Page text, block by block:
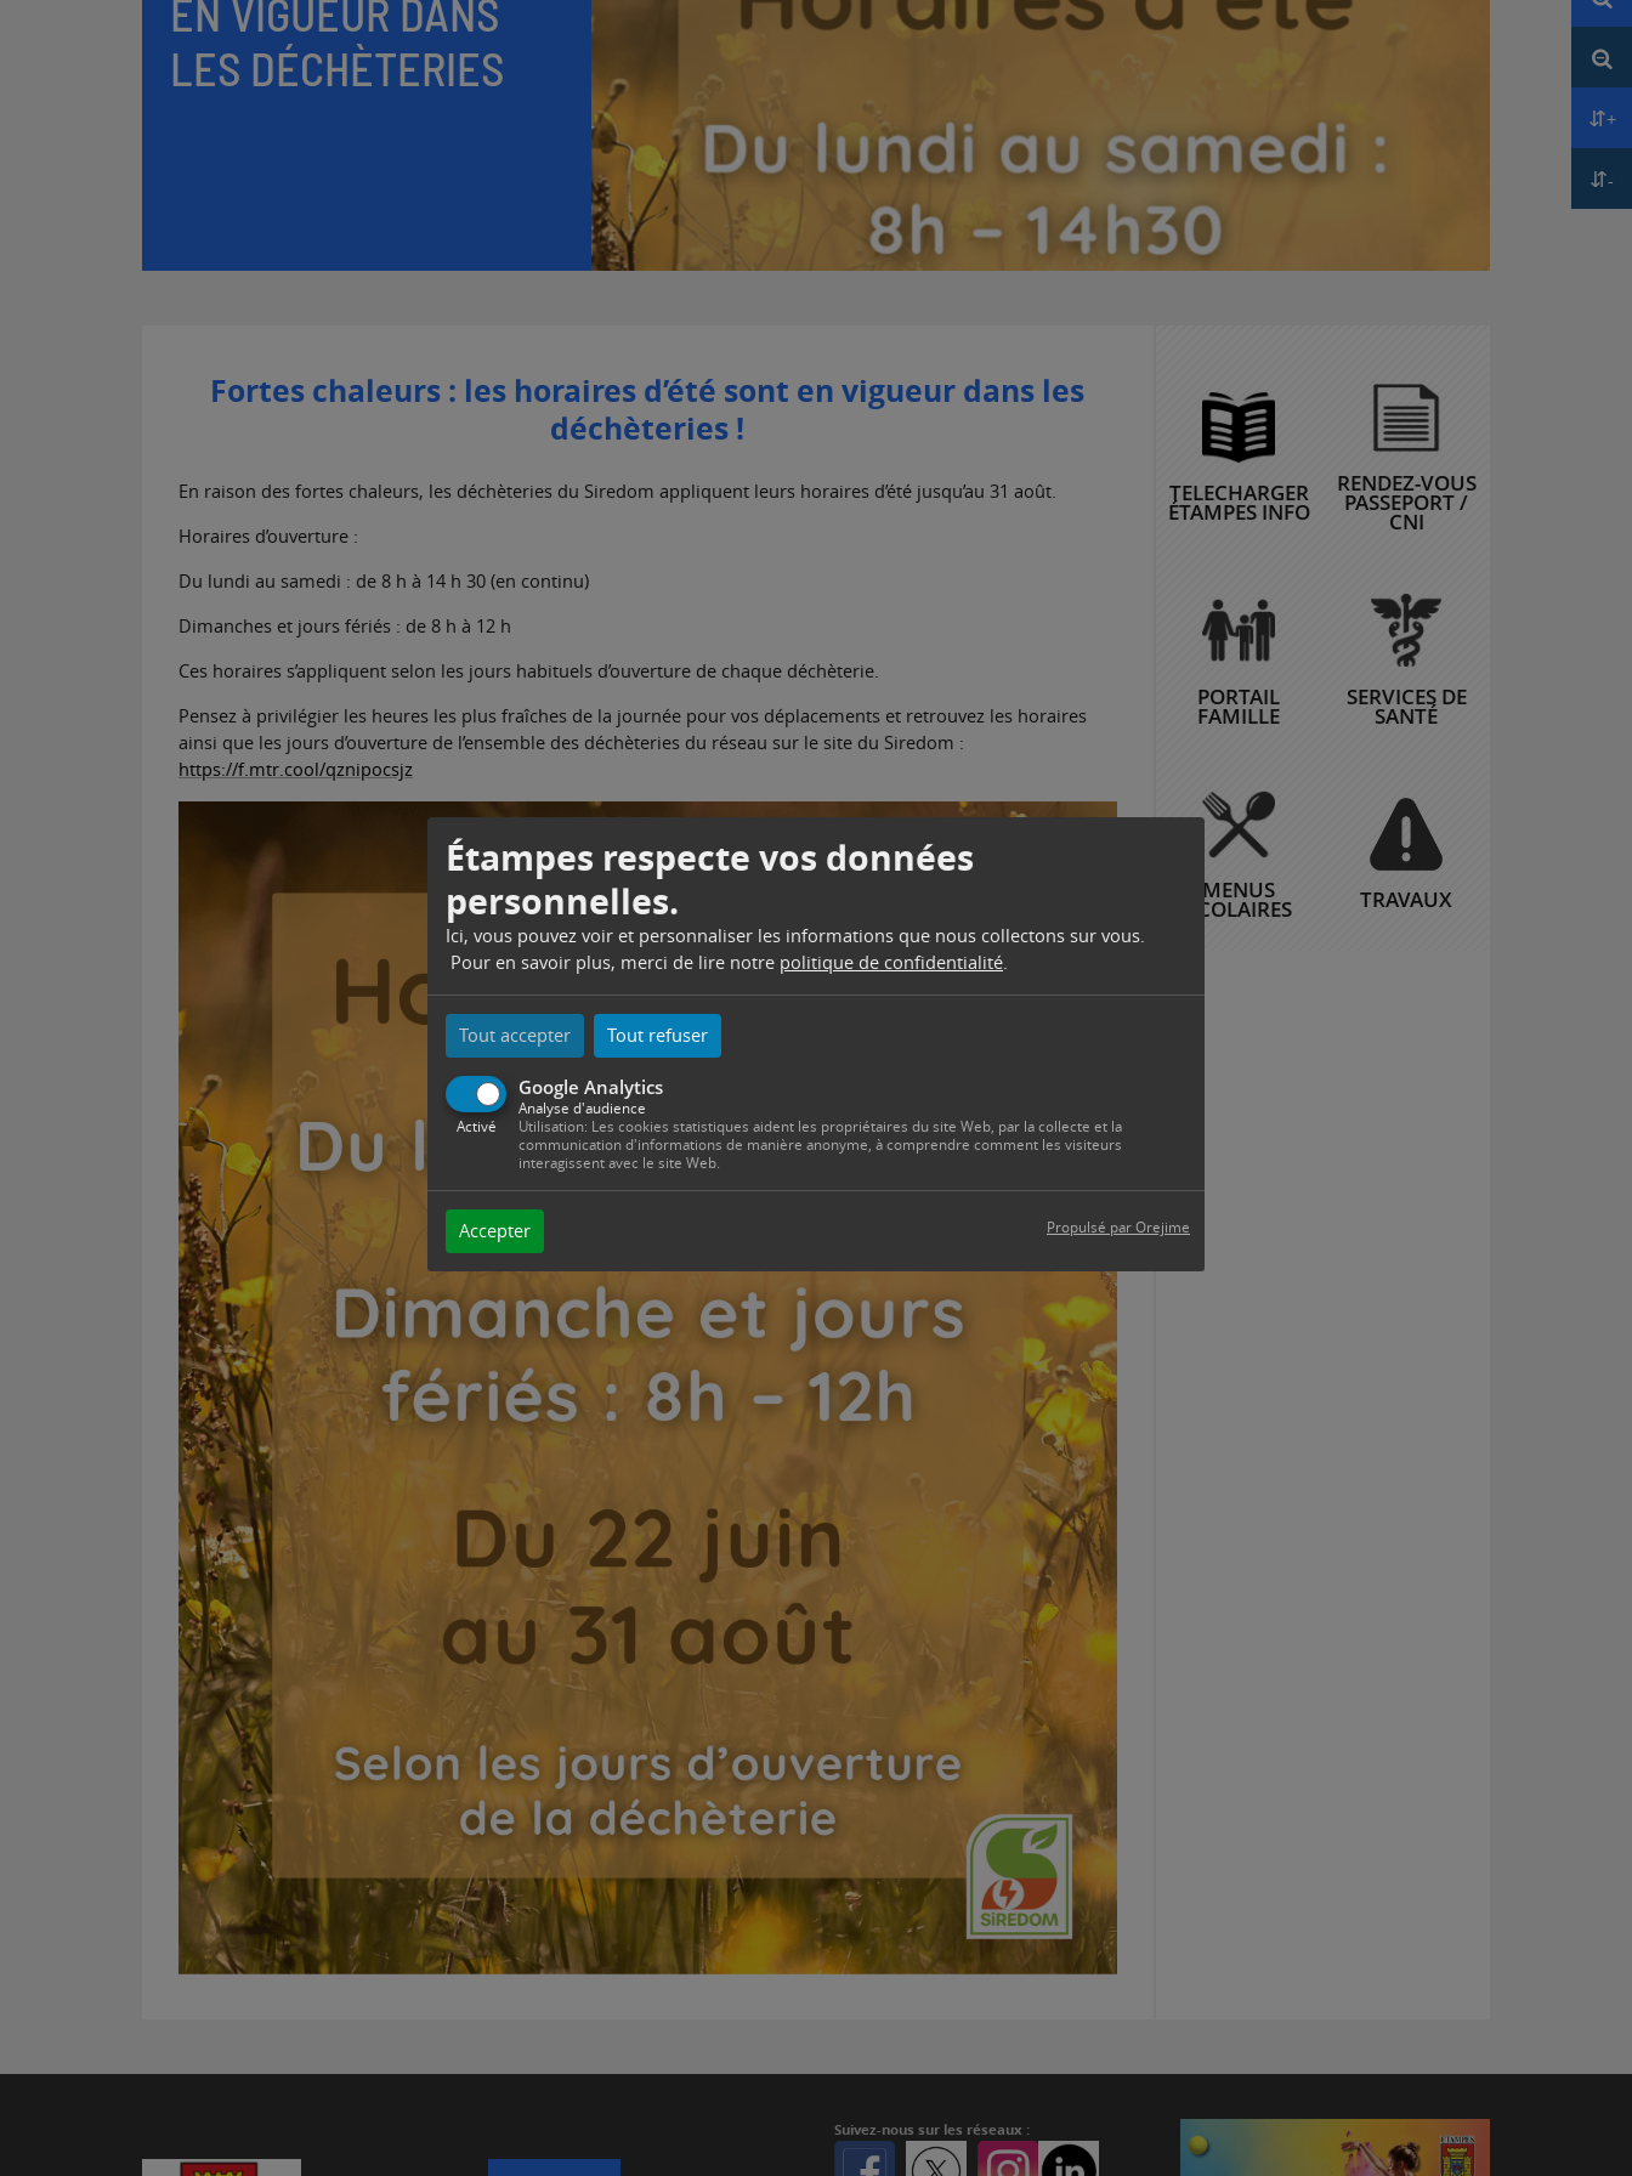
Étampes respecte vos données
personnelles.
Ici, vous pouvez voir et personnaliser les informations que nous collectons sur vous.
Pour en savoir plus, merci de lire notre politique de confidentialité
Tout accepter Tout refuser
Google Analytics
Activé
Analyse d'audience
Utilisation: Les cookies statistiques aident les propriétaires du site Web, par la collecte et la
communication d'informations de manière anonyme, à comprendre comment les visiteurs
interagissent avec le site Web.
Accepter Propulsé par Orejime
EN VIGUEUR DANS
LES DÉCHÈTERIES
Fortes chaleurs : les horaires d’été sont en vigueur dans les
déchèteries !
En raison des fortes chaleurs, les déchèteries du Siredom appliquent leurs horaires d’été jusqu’au 31 août.
Horaires d’ouverture :
Du lundi au samedi : de 8 h à 14 h 30 (en continu)
Dimanches et jours fériés : de 8 h à 12 h
Ces horaires s’appliquent selon les jours habituels d’ouverture de chaque déchèterie.
Pensez à privilégier les heures les plus fraîches de la journée pour vos déplacements et retrouvez les horaires
ainsi que les jours d’ouverture de l’ensemble des déchèteries du réseau sur le site du Siredom :
https://f.mtr.cool/qznipocsjz
TELECHARGER
ÉTAMPES INFO
RENDEZ-VOUS
PASSEPORT /
CNI
PORTAIL
FAMILLE
SERVICES DE
SANTÉ
MENUS
SCOLAIRES TRAVAUX
+
-
Suivez-nous sur les réseaux :
Facebook Twitter Instagram